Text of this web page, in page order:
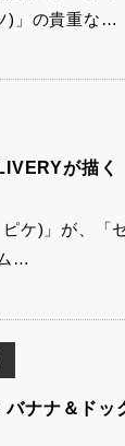
)」の貴重な…
が描
ケ)」が、「
…
ナナ＆ド